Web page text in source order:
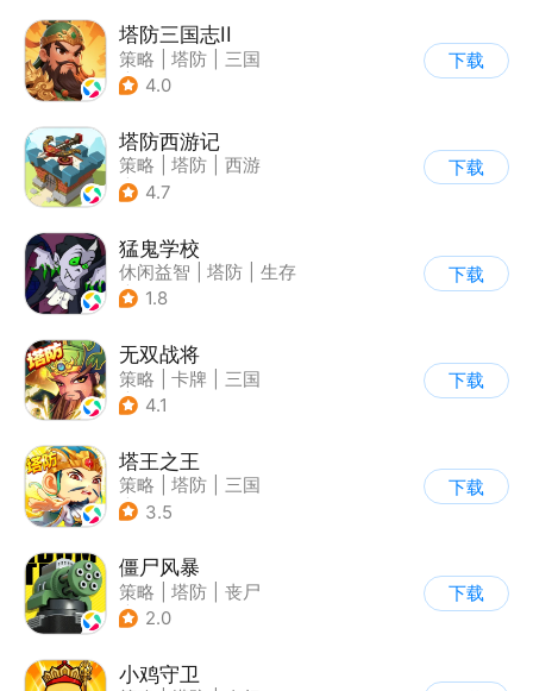
塔防三国志II
策略 塔防
三国
| 卡通
4.0
下载
塔防西游记
策略 塔防
西游
| 萌系
4.7
下载
猛鬼学校
休闲益智 塔防
生存
| 暗黑
1.8
下载
无双战将
策略 卡牌
三国
| 中国风
4.1
下载
塔王之王
策略 塔防
三国
| 卡通
3.5
下载
僵尸风暴
策略 塔防
丧尸
| 卡通
2.0
下载
小鸡守卫